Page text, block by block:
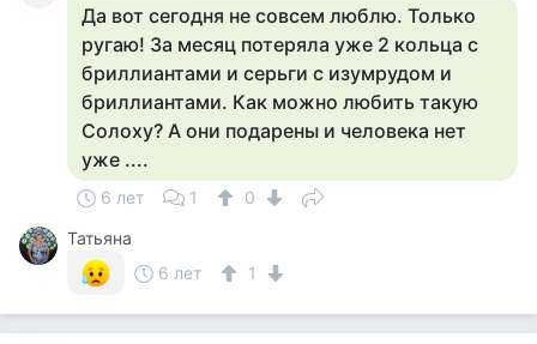
Да вот сегодня не совсем люблю. Только
ругаю! За месяц потеряла уже 2 кольца с
бриллиантами и серьги с изумрудом и
бриллиантами. Как можно любить такую
Солоху? А они подарены и человека нет
уже ....
6 лет 1
0
Татьяна
6 лет
1